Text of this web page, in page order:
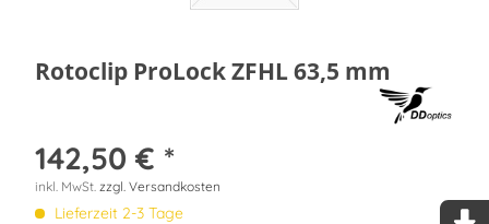
Rotoclip ProLock ZFHL 63,5 mm
142,50 € *
inkl. MwSt. zzgl. Versandkosten
Lieferzeit 2-3 Tage